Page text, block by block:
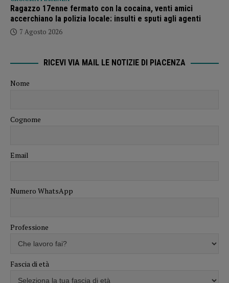
Ragazzo 17enne fermato con la cocaina, venti amici
accerchiano la polizia locale: insulti e sputi agli agenti
7 Agosto 2026
RICEVI VIA MAIL LE NOTIZIE DI PIACENZA
Nome
Cognome
Email
Numero WhatsApp
Professione
Fascia di età